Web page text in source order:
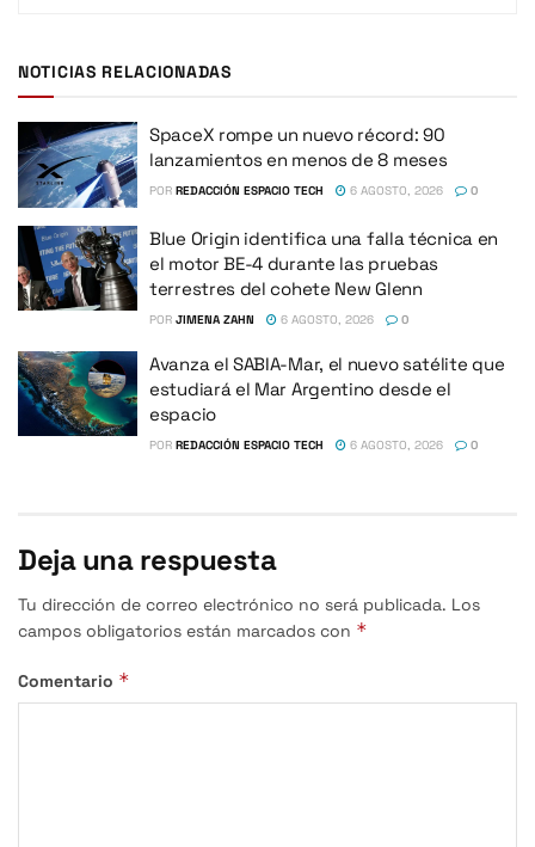
NOTICIAS RELACIONADAS
SpaceX rompe un nuevo récord: 90
lanzamientos en menos de 8 meses
POR REDACCIÓN ESPACIO TECH 6 AGOSTO, 2026 0
Blue Origin identifica una falla técnica en
el motor BE-4 durante las pruebas
terrestres del cohete New Glenn
POR JIMENA ZAHN 6 AGOSTO, 2026 0
Avanza el SABIA-Mar, el nuevo satélite que
estudiará el Mar Argentino desde el
espacio
POR REDACCIÓN ESPACIO TECH 6 AGOSTO, 2026 0
Deja una respuesta
Tu dirección de correo electrónico no será publicada. Los
campos obligatorios están marcados con *
Comentario *